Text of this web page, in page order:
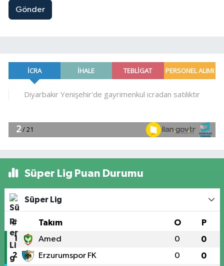
Gönder
Süper Lig Puan Durumu
Süper Lig
# Takım O P
1 Amed 0 0
2 Erzurumspor FK 0 0